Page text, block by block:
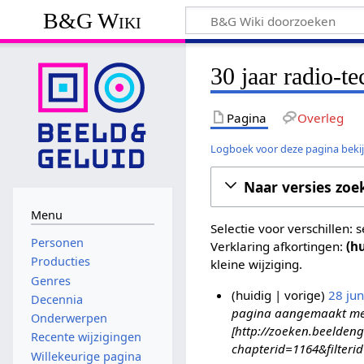
B&G Wiki
30 jaar radio-
Pagina Overleg
Logboek voor deze pagina
Naar versies
Selectie voor verschillen:
Verklaring afkortingen:
kleine wijziging.
huidig vorige 28
pagina aangemaakt
[http://
Menu
Personen
Producties
Genres
Decennia
Onderwerpen
Recente wijzigingen
Willekeurige pagina